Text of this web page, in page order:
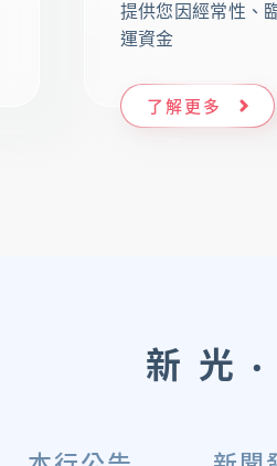
提供您因經常性、
運資金
了解更多
新光